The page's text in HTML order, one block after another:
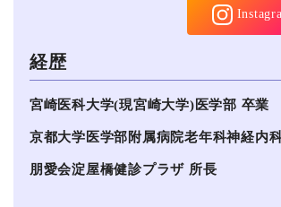
経歴
宮崎医科⼤学(現宮崎⼤学)医学部 卒業
京都⼤学医学部附属病院老年科神経内
朋愛会淀屋橋健診プラザ 所長